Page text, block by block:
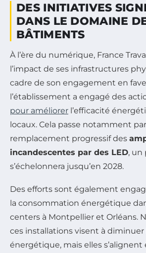
DES INITIATIVES
DANS LE DOMAINE
BÂTIMENTS
À l’ère du numérique, France
l’impact de ses infrastructures
cadre de son engage­ment en
l’établissement a engagé des
pour améliorer l’efficacité
locaux. Cela passe notamment
remplacement progressif des
incandescentes par des LED, un
s’échelonnera jusqu’en 2028.
Des efforts sont également
la consommation énergétique
centers à Montpellier et Orléans.
ces installations visent à
énergétique, mais elles